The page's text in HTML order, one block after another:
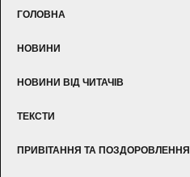
ГОЛОВНА
НОВИНИ
НОВИНИ ВІД ЧИТАЧІВ
ТЕКСТИ
ПРИВІТАННЯ ТА ПОЗДОРОВЛЕННЯ